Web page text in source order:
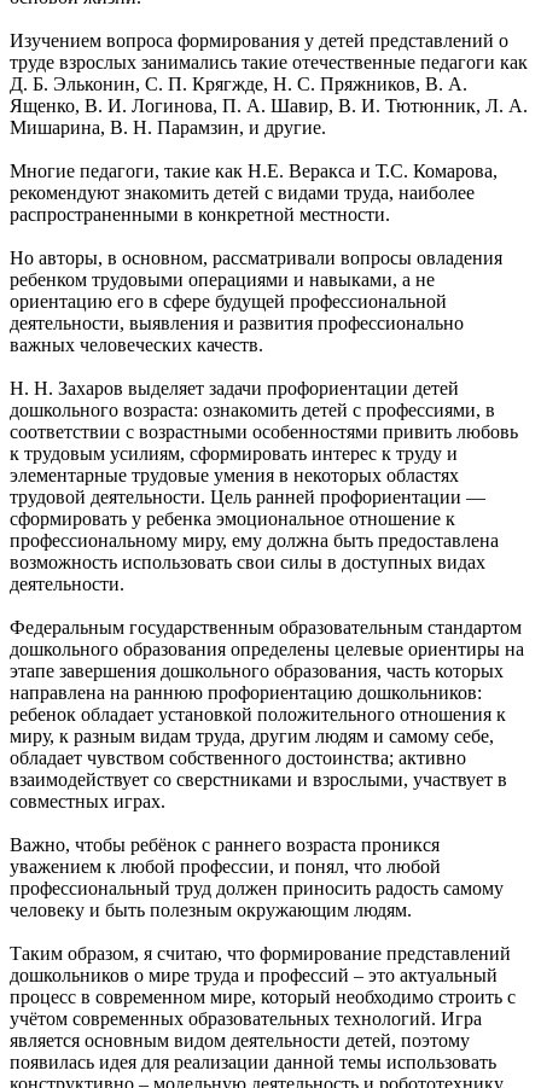
Изучением вопроса формирования у детей представлений о
труде взрослых занимались такие отечественные педагоги как
Д. Б. Эльконин, С. П. Крягжде, Н. С. Пряжников, В. А.
Ященко, В. И. Логинова, П. А. Шавир, В. И. Тютюнник, Л. А.
Мишарина, В. Н. Парамзин, и другие.
Многие педагоги, такие как Н.Е. Веракса и Т.С. Комарова,
рекомендуют знакомить детей с видами труда, наиболее
распространенными в конкретной местности.
Но авторы, в основном, рассматривали вопросы овладения
ребенком трудовыми операциями и навыками, а не
ориентацию его в сфере будущей профессиональной
деятельности, выявления и развития профессионально
важных человеческих качеств.
Н. Н. Захаров выделяет задачи профориентации детей
дошкольного возраста: ознакомить детей с профессиями, в
соответствии с возрастными особенностями привить любовь
к трудовым усилиям, сформировать интерес к труду и
элементарные трудовые умения в некоторых областях
трудовой деятельности. Цель ранней профориентации —
сформировать у ребенка эмоциональное отношение к
профессиональному миру, ему должна быть предоставлена
возможность использовать свои силы в доступных видах
деятельности.
Федеральным государственным образовательным стандартом
дошкольного образования определены целевые ориентиры на
этапе завершения дошкольного образования, часть которых
направлена на раннюю профориентацию дошкольников:
ребенок обладает установкой положительного отношения к
миру, к разным видам труда, другим людям и самому себе,
обладает чувством собственного достоинства; активно
взаимодействует со сверстниками и взрослыми, участвует в
совместных играх.
Важно, чтобы ребёнок с раннего возраста проникся
уважением к любой профессии, и понял, что любой
профессиональный труд должен приносить радость самому
человеку и быть полезным окружающим людям.
Таким образом, я считаю, что формирование представлений
дошкольников о мире труда и профессий – это актуальный
процесс в современном мире, который необходимо строить с
учётом современных образовательных технологий. Игра
является основным видом деятельности детей, поэтому
появилась идея для реализации данной темы использовать
конструктивно – модельную деятельность и робототехнику,